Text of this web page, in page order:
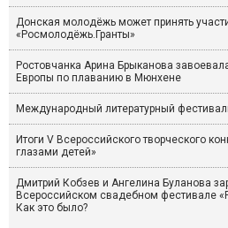
Донская молодёжь может принять
«Росмолодёжь.Гранты»
Ростовчанка Арина Брыканова
Европы по плаванию в Мюнхене
Международный литературный
Итоги V Всероссийского творческого
глазами детей»
Дмитрий Кобзев и Ангелина Буланова
Всероссийском свадебном фестивале
Как это было?